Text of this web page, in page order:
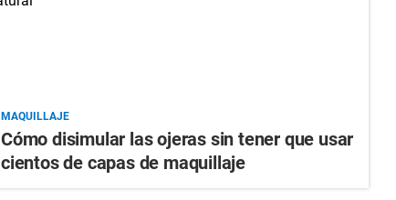
MAQUILLAJE
Cómo disimular las ojeras sin tener que usar
cientos de capas de maquillaje